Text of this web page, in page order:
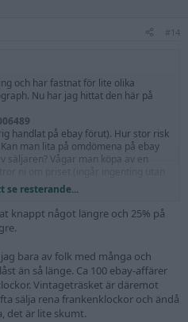
#14
och har fastnat för lite olika
Nu har jag hittat den här på
handlat på ebay förut). Hur stor risk
man lita på omdömena på ebay
säljaren? Vågar man köpa av en
se resterande...
knappt något längre och 25% på
bara av folk med många och
än så länge. Ca 100 ebay-affärer
Vintageträsket är däremot
sälja rena frankenklockor och ändå
det är lite skumt.